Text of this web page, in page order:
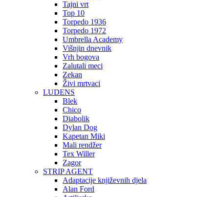
Tajni vrt
Top 10
Torpedo 1936
Torpedo 1972
Umbrella Academy
Višnjin dnevnik
Vrh bogova
Zalutali meci
Zekan
Živi mrtvaci
LUDENS
Blek
Chico
Diabolik
Dylan Dog
Kapetan Miki
Mali rendžer
Tex Willer
Zagor
STRIP AGENT
Adaptacije književnih djela
Alan Ford